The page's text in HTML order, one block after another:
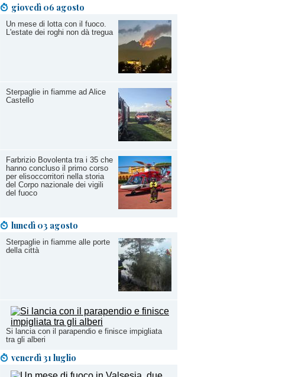
giovedì 06 agosto
Un mese di lotta con il fuoco.
L'estate dei roghi non dà tregua
Sterpaglie in fiamme ad Alice
Castello
Farbrizio Bovolenta tra i 35 che
hanno concluso il primo corso
per elisoccorritori nella storia
del Corpo nazionale dei vigili
del fuoco
lunedì 03 agosto
Sterpaglie in fiamme alle porte
della città
Si lancia con il parapendio e finisce impigliata
tra gli alberi
venerdì 31 luglio